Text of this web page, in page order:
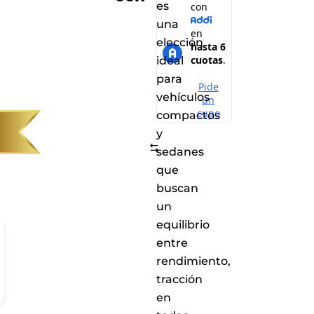
Comparar
es
una
elección
ideal
para
vehículos
compactos
y
sedanes
que
buscan
un
equilibrio
entre
rendimiento,
tracción
en